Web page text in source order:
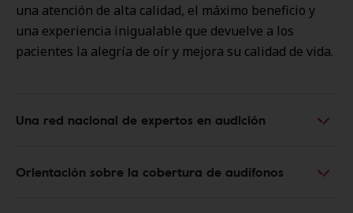
una atención de alta calidad, el máximo beneficio y
una experiencia inigualable que devuelve a los
pacientes la alegría de oír y mejora su calidad de vida.
Una red nacional de expertos en audición
Orientación sobre la cobertura de audífonos